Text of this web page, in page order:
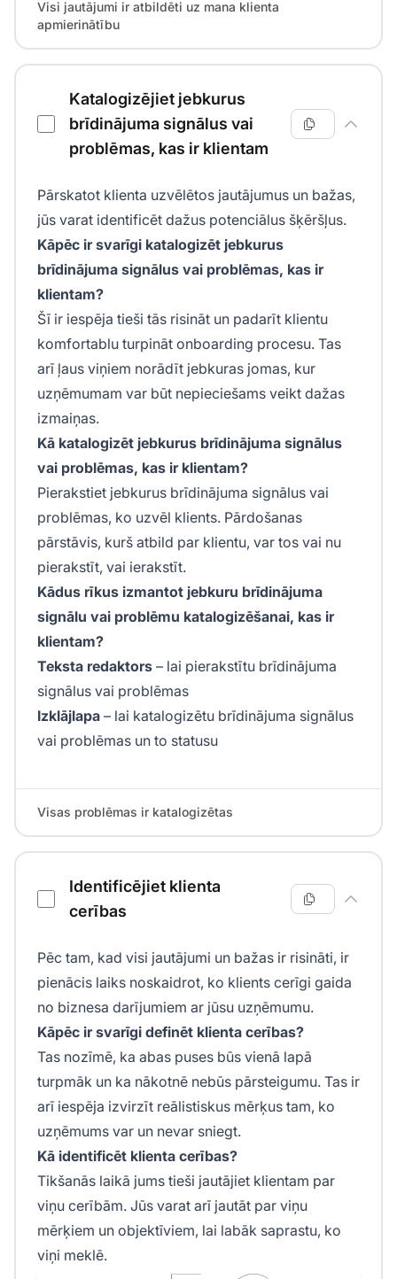
Visi jautājumi ir atbildēti uz mana klienta
apmierinātību
Katalogizējiet jebkurus
brīdinājuma signālus vai
problēmas, kas ir klientam
Pārskatot klienta uzvēlētos jautājumus un bažas,
jūs varat identificēt dažus potenciālus šķēršļus.
Kāpēc ir svarīgi katalogizēt jebkurus
brīdinājuma signālus vai problēmas, kas ir
klientam?
Šī ir iespēja tieši tās risināt un padarīt klientu
komfortablu turpināt onboarding procesu. Tas
arī ļaus viņiem norādīt jebkuras jomas, kur
uzņēmumam var būt nepieciešams veikt dažas
izmaiņas.
Kā katalogizēt jebkurus brīdinājuma signālus
vai problēmas, kas ir klientam?
Pierakstiet jebkurus brīdinājuma signālus vai
problēmas, ko uzvēl klients. Pārdošanas
pārstāvis, kurš atbild par klientu, var tos vai nu
pierakstīt, vai ierakstīt.
Kādus rīkus izmantot jebkuru brīdinājuma
signālu vai problēmu katalogizēšanai, kas ir
klientam?
Teksta redaktors – lai pierakstītu brīdinājuma
signālus vai problēmas
Izklājlapa – lai katalogizētu brīdinājuma signālus
vai problēmas un to statusu
Visas problēmas ir katalogizētas
Identificējiet klienta
cerības
Pēc tam, kad visi jautājumi un bažas ir risināti, ir
pienācis laiks noskaidrot, ko klients cerīgi gaida
no biznesa darījumiem ar jūsu uzņēmumu.
Kāpēc ir svarīgi definēt klienta cerības?
Tas nozīmē, ka abas puses būs vienā lapā
turpmāk un ka nākotnē nebūs pārsteigumu. Tas ir
arī iespēja izvirzīt reālistiskus mērķus tam, ko
uzņēmums var un nevar sniegt.
Kā identificēt klienta cerības?
Tikšanās laikā jums tieši jautājiet klientam par
viņu cerībām. Jūs varat arī jautāt par viņu
mērķiem un objektīviem, lai labāk saprastu, ko
viņi meklē.